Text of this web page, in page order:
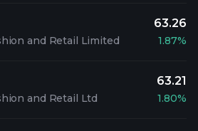
and Retail Limited
63.26
1.87%
and Retail Ltd
63.21
1.80%